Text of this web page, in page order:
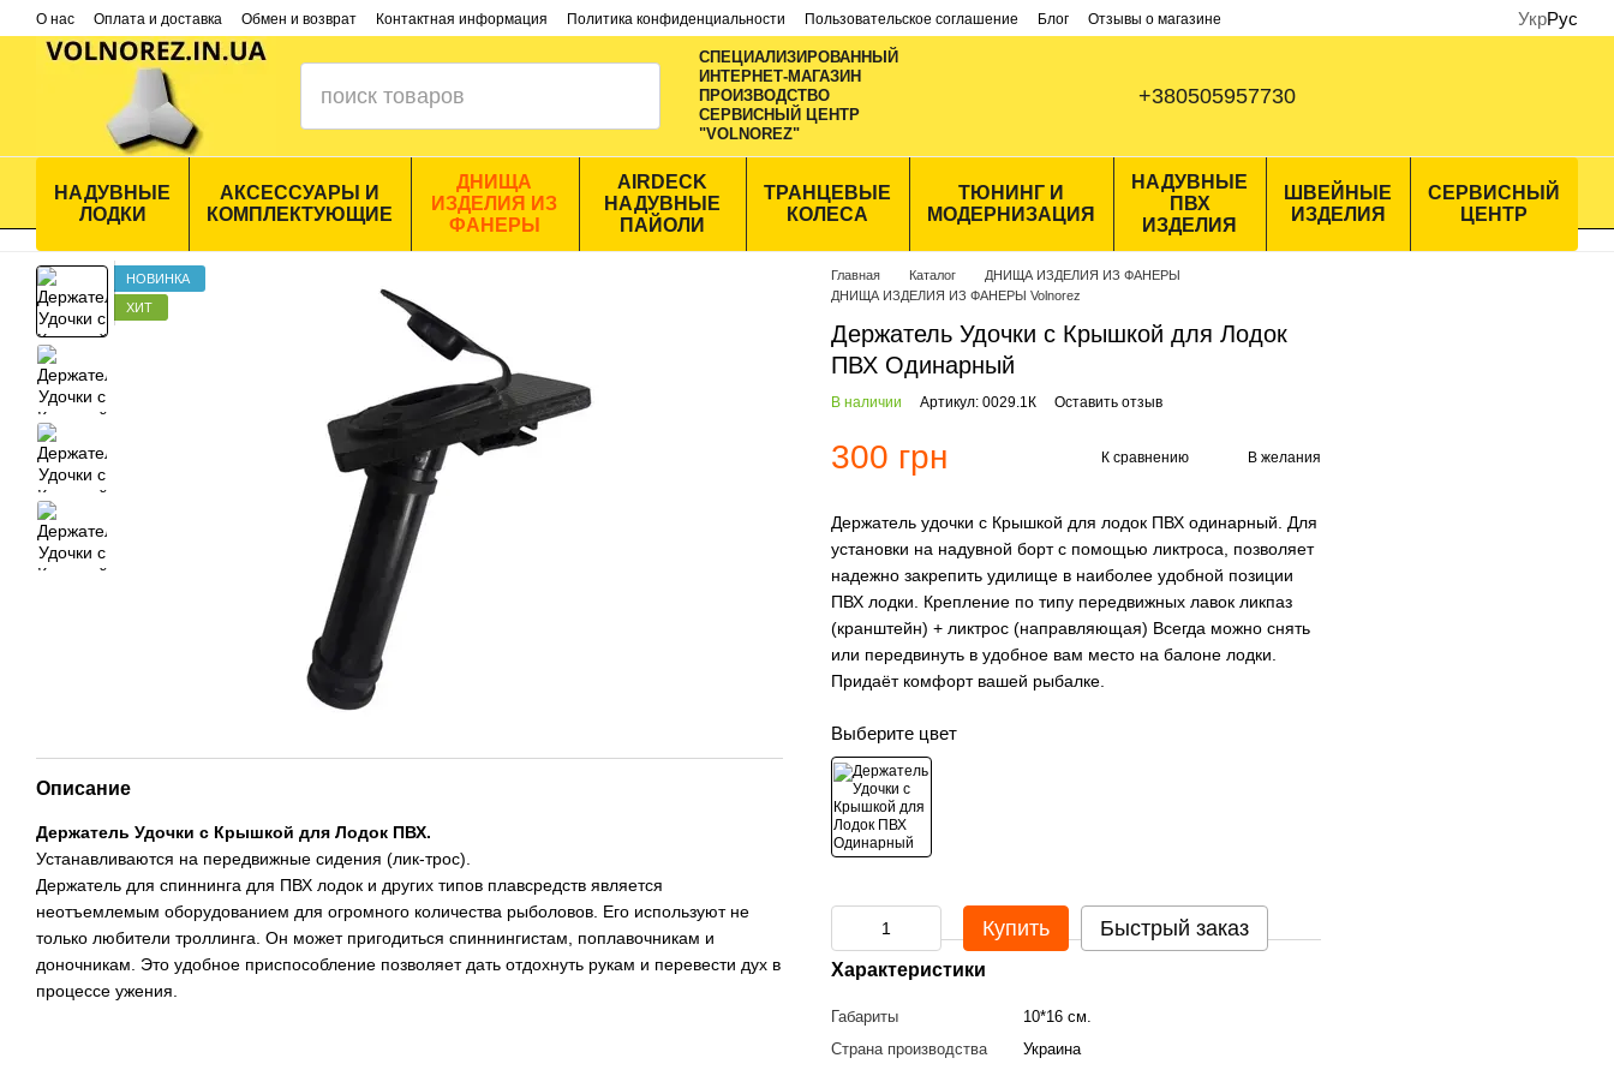
Перейти к основному контенту
О нас Оплата и доставка Обмен и возврат Контактная информация Политика конфиденциальности Пользовательское соглашение Блог Отзывы о магазине УкрРус
СПЕЦИАЛИЗИРОВАННЫЙ
ИНТЕРНЕТ-МАГАЗИН
ПРОИЗВОДСТВО
CЕРВИСНЫЙ ЦЕНТР
"VOLNOREZ"
+380505957730
НАДУВНЫЕ
ЛОДКИ
АКСЕССУАРЫ И
КОМПЛЕКТУЮЩИЕ
ДНИЩА
ИЗДЕЛИЯ ИЗ
ФАНЕРЫ
AIRDECK
НАДУВНЫЕ
ПАЙОЛИ
ТРАНЦЕВЫЕ
КОЛЕСА
ТЮНИНГ И
МОДЕРНИЗАЦИЯ
НАДУВНЫЕ
ПВХ
ИЗДЕЛИЯ
ШВЕЙНЫЕ
ИЗДЕЛИЯ
СЕРВИСНЫЙ
ЦЕНТР
НОВИНКА
ХИТ
Описание
Держатель Удочки с Крышкой для Лодок ПВХ.
Устанавливаются на передвижные сидения (лик-трос).
Держатель для спиннинга для ПВХ лодок и других типов плавсредств является
неотъемлемым оборудованием для огромного количества рыболовов. Его используют не
только любители троллинга. Он может пригодиться спиннингистам, поплавочникам и
доночникам. Это удобное приспособление позволяет дать отдохнуть рукам и перевести дух в
процессе ужения.
Главная Каталог
ДНИЩА ИЗДЕЛИЯ ИЗ ФАНЕРЫ
ДНИЩА ИЗДЕЛИЯ ИЗ ФАНЕРЫ Volnorez
Держатель Удочки с Крышкой для Лодок
ПВХ Одинарный
В наличии Артикул: 0029.1К Оставить отзыв
300 грн К сравнению В желания
Держатель удочки с Крышкой для лодок ПВХ одинарный. Для
установки на надувной борт с помощью ликтроса, позволяет
надежно закрепить удилище в наиболее удобной позиции
ПВХ лодки. Крепление по типу передвижных лавок ликпаз
(кранштейн) + ликтрос (направляющая) Всегда можно снять
или передвинуть в удобное вам место на балоне лодки.
Придаёт комфорт вашей рыбалке.
Выберите цвет
Купить Быстрый заказ
Характеристики
Габариты
10*16 см.
Страна производства
Украина